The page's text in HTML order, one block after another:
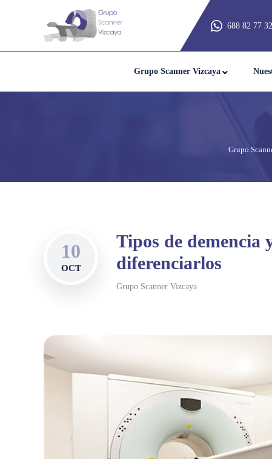
688 82 77 32
Grupo Scanner Vizcaya
Grupo
10
OCT
Tipos de demencia
diferenciarlos
Grupo Scanner Vizcaya